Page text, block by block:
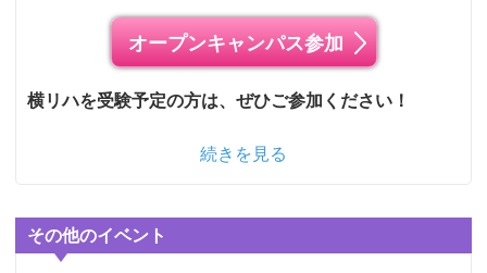
オープンキャンパス参加
横リハを受験予定の方は、ぜひご参加ください！
続きを見る
その他のイベント